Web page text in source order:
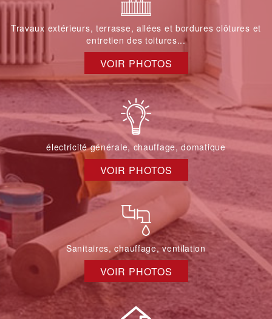
Travaux extérieurs, terrasse, allées et bordures clôtures et
entretien des toitures...
VOIR PHOTOS
électricité générale, chauffage, domatique
VOIR PHOTOS
Sanitaires, chauffage, ventilation
VOIR PHOTOS